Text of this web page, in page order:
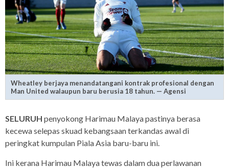
Wheatley berjaya menandatangani kontrak profesional dengan
Man United walaupun baru berusia 18 tahun. — Agensi
SELURUH penyokong Harimau Malaya pastinya berasa
kecewa selepas skuad kebangsaan terkandas awal di
peringkat kumpulan Piala Asia baru-baru ini.
Ini kerana Harimau Malaya tewas dalam dua perlawanan